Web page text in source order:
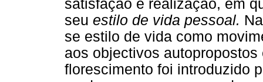
satisfação e realização, em
seu estilo de vida pessoal.
se estilo de vida como
aos objectivos
florescimento foi introduzido